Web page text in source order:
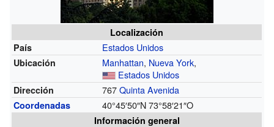
Localización
País
Estados Unidos
Ubicación Manhattan, Nueva York,
Estados Unidos
Dirección 767Quinta Avenida
Coordenadas 40°45′50″N 73°58′21″O
Información general